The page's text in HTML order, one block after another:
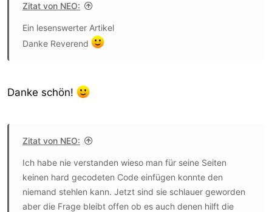
Zitat von NEO:
Ein lesenswerter Artikel
Danke Reverend
Danke schön!
Zitat von NEO:
Ich habe nie verstanden wieso man für seine Seiten
keinen hard gecodeten Code einfügen konnte den
niemand stehlen kann. Jetzt sind sie schlauer geworden
aber die Frage bleibt offen ob es auch denen hilft die